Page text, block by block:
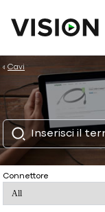
Cavi
Connettore